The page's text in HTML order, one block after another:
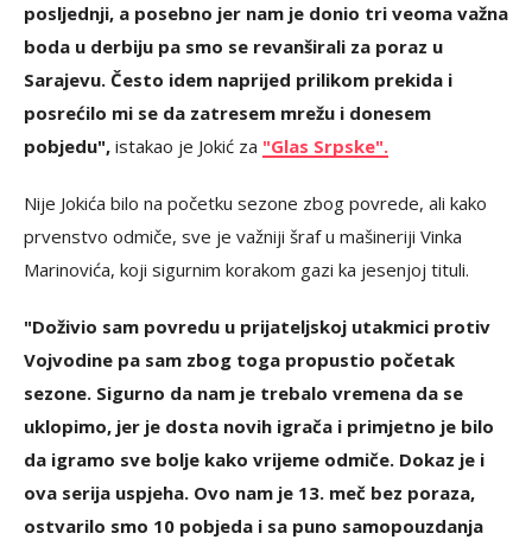
posljednji, a posebno jer nam je donio tri veoma važna
boda u derbiju pa smo se revanširali za poraz u
Sarajevu. Često idem naprijed prilikom prekida i
posrećilo mi se da zatresem mrežu i donesem
pobjedu", istakao je Jokić za "Glas Srpske".
Nije Jokića bilo na početku sezone zbog povrede, ali kako
prvenstvo odmiče, sve je važniji šraf u mašineriji Vinka
Marinovića, koji sigurnim korakom gazi ka jesenjoj tituli.
"Doživio sam povredu u prijateljskoj utakmici protiv
Vojvodine pa sam zbog toga propustio početak
sezone. Sigurno da nam je trebalo vremena da se
uklopimo, jer je dosta novih igrača i primjetno je bilo
da igramo sve bolje kako vrijeme odmiče. Dokaz je i
ova serija uspjeha. Ovo nam je 13. meč bez poraza,
ostvarilo smo 10 pobjeda i sa puno samopouzdanja